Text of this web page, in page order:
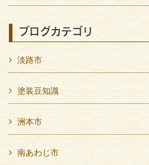
ブログカテゴリ
淡路市
塗装豆知識
洲本市
南あわじ市